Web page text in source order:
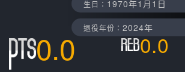
生日： 1970年1月1日
退役年份： 2024年
0.0 0.0